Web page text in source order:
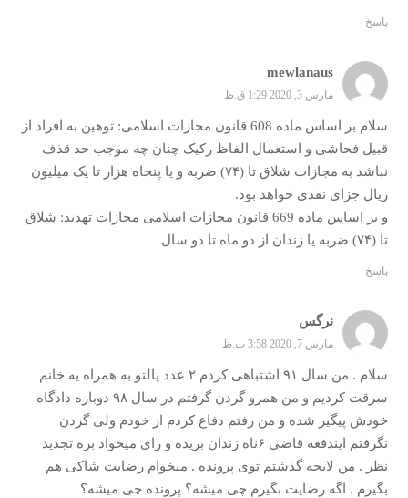
پاسخ
mewlanaus
مارس 3, 2020 1:29 ق.ظ
سلام بر اساس ماده 608 قانون مجازات اسلامی: توهین به افراد از
قبیل فحاشی و استعمال الفاظ رکیک چنان چه موجب حد قذف
نباشد به مجازات شلاق تا (۷۴) ضربه و یا پنجاه هزار تا یک میلیون
ریال جزای نقدی خواهد بود.
و بر اساس ماده 669 قانون مجازات اسلامی مجازات تهدید: شلاق
تا (۷۴) ضربه یا زندان از دو ماه تا دو سال
پاسخ
نرگس
مارس 7, 2020 3:58 ب.ظ
سلام . من سال ۹۱ اشتباهی کردم ۲ عدد پالتو به همراه یه خانم
سرقت کردیم و من همرو گردن گرفتم در سال ۹۸ دوباره دادگاه
خودش پیگیر شده و من رفتم دفاع کردم از خودم ولی گردن
نگرفتم ایندفعه قاضی ۶ناه زندان بریده و رای میخواد بره تجدید
نظر . من لایحه گذشتم توی پرونده . میخوام رضایت شاکی هم
بگیرم . اگه رضایت بگیرم چی میشه؟ پرونده چی میشه؟